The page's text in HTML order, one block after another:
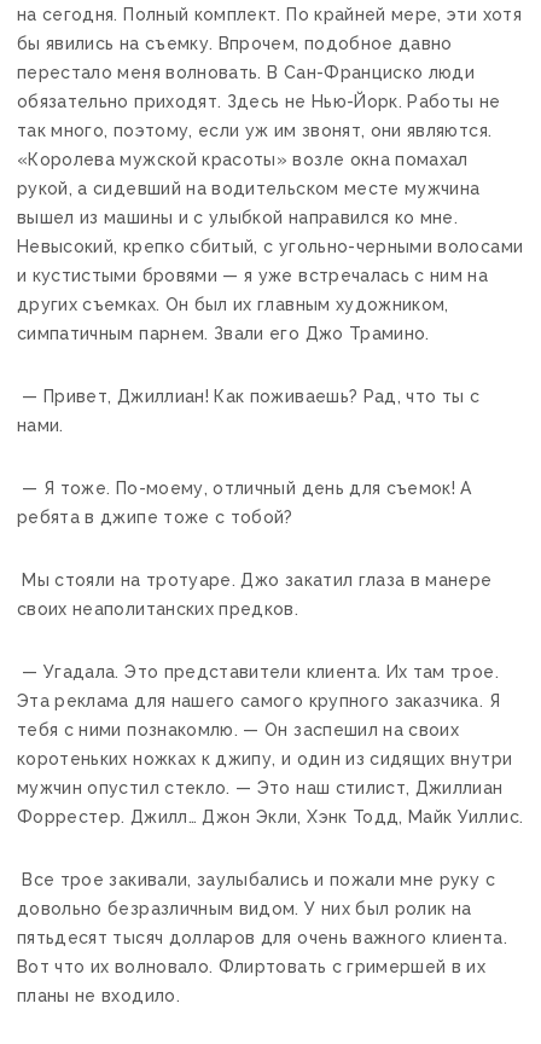
на сегодня. Полный комплект. По крайней мере, эти хотя
бы явились на съемку. Впрочем, подобное давно
перестало меня волновать. В Сан-Франциско люди
обязательно приходят. Здесь не Нью-Йорк. Работы не
так много, поэтому, если уж им звонят, они являются.
«Королева мужской красоты» возле окна помахал
рукой, а сидевший на водительском месте мужчина
вышел из машины и с улыбкой направился ко мне.
Невысокий, крепко сбитый, с угольно-черными волосами
и кустистыми бровями — я уже встречалась с ним на
других съемках. Он был их главным художником,
симпатичным парнем. Звали его Джо Трамино.
— Привет, Джиллиан! Как поживаешь? Рад, что ты с
нами.
— Я тоже. По-моему, отличный день для съемок! А
ребята в джипе тоже с тобой?
Мы стояли на тротуаре. Джо закатил глаза в манере
своих неаполитанских предков.
— Угадала. Это представители клиента. Их там трое.
Эта реклама для нашего самого крупного заказчика. Я
тебя с ними познакомлю. — Он заспешил на своих
коротеньких ножках к джипу, и один из сидящих внутри
мужчин опустил стекло. — Это наш стилист, Джиллиан
Форрестер. Джилл… Джон Экли, Хэнк Тодд, Майк Уиллис.
Все трое закивали, заулыбались и пожали мне руку с
довольно безразличным видом. У них был ролик на
пятьдесят тысяч долларов для очень важного клиента.
Вот что их волновало. Флиртовать с гримершей в их
планы не входило.